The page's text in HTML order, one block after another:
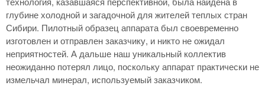
глубине холодной и загадочной для жителей теплых стран
Сибири. Пилотный образец аппарата был своевременно
изготовлен и отправлен заказчику, и никто не ожидал
неприятностей. А дальше наш уникальный коллектив
неожиданно потерял лицо, поскольку аппарат практически не
измельчал минерал, используемый заказчиком.